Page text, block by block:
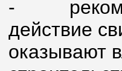
-
действие
оказывают